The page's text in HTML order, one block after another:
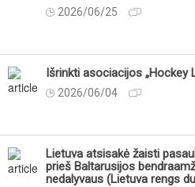
2026/06/25
Išrinkti asociacijos „Hockey
2026/06/04
Lietuva atsisakė žaisti
prieš Baltarusijos
nedalyvaus (Lietuva rengs